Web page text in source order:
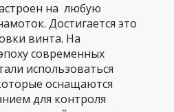
на любую
Достигается это
винта. На
современных
использоваться
оснащаются
для контроля